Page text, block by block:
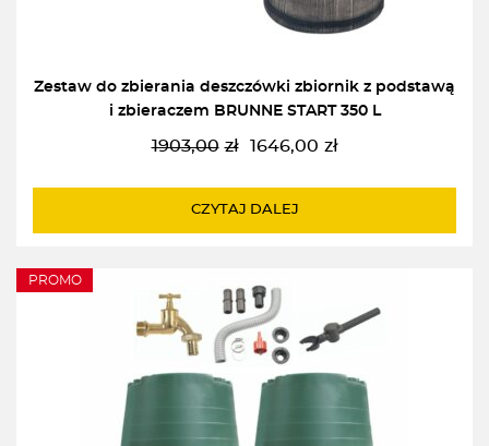
Zestaw do zbierania deszczówki zbiornik z podstawą
i zbieraczem BRUNNE START 350 L
1903,00 zł
Pierwotna
wynosiła:
1646,00 zł
Aktualna
wynosi:
CZYTAJ DALEJ
PROMO